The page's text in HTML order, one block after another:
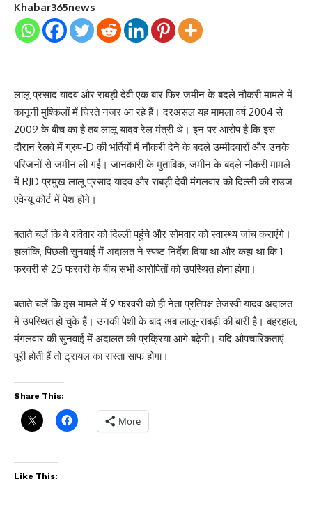
Khabar365news
लालू प्रसाद यादव और राबड़ी देवी एक बार फिर जमीन के बदले नौकरी मामले में
कानूनी मुश्किलों में घिरते नजर आ रहे हैं। दरअसल यह मामला वर्ष 2004 से
2009 के बीच का है तब लालू यादव रेल मंत्री थे। इन पर आरोप है कि इस
दौरान रेलवे में ग्रुप-D की भर्तियों में नौकरी देने के बदले उम्मीदवारों और उनके
परिजनों से जमीन ली गई। जानकारी के मुताबिक, जमीन के बदले नौकरी मामले
में RJD प्रमुख लालू प्रसाद यादव और राबड़ी देवी मंगलवार को दिल्ली की राउज
एवेन्यू कोर्ट में पेश होंगे।
बताते चलें कि वे रविवार को दिल्ली पहुंचे और सोमवार को स्वास्थ्य जांच कराएंगे।
हालांकि, पिछली सुनवाई में अदालत ने स्पष्ट निर्देश दिया था और कहा था कि 1
फरवरी से 25 फरवरी के बीच सभी आरोपितों को उपस्थित होना होगा।
बताते चलें कि इस मामले में 9 फरवरी को ही नेता प्रतिपक्ष तेजस्वी यादव अदालत
में उपस्थित हो चुके हैं। उनकी पेशी के बाद अब लालू-राबड़ी की बारी है। बहरहाल,
मंगलवार की सुनवाई में अदालत की प्रक्रिया आगे बढ़ेगी। यदि औपचारिकताएं
पूरी होती हैं तो ट्रायल का रास्ता साफ होगा।
Share This:
More
Like This: